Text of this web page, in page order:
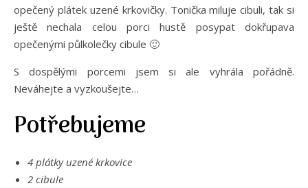
opečený plátek uzené krkovičky. Tonička miluje cibuli, tak si
ještě nechala celou porci hustě posypat dokřupava
opečenými půlkolečky cibule 🙂
S dospělými porcemi jsem si ale vyhrála pořádně.
Neváhejte a vyzkoušejte…
Potřebujeme
4 plátky uzené krkovice
2 cibule